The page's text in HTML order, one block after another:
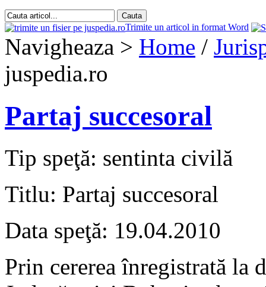
Trimite un articol in format Word
Navigheaza > Home /
juspedia.ro
Partaj succesoral
Tip speţă: sentinta civilă
Titlu: Partaj succesoral
Data speţă: 19.04.2010
Prin cererea înregistrată la